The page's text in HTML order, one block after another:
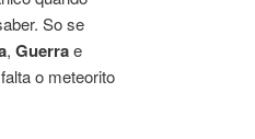
So se
, Guerrae
o meteorito